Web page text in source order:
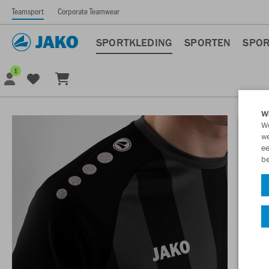
Teamsport Corporate Teamwear
SPORTKLEDING SPORTEN
1